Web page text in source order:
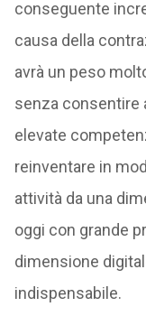
conseguente
causa della
avrà un peso
senza consentire
elevate
reinventare in
attività da una
oggi con grande
dimensione
indispensabile.